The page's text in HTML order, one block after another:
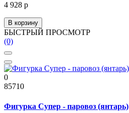
4 928 р
В корзину
БЫСТРЫЙ ПРОСМОТР
(0)
0
85710
Фигурка Супер - паровоз (янтарь)